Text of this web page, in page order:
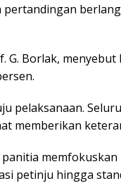
G. Borlak,
pelaksanaan.
memberikan
petinju hingga